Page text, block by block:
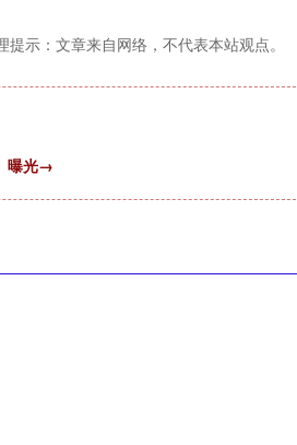
提示：文章来自网络，不代表本站观点。
曝光→